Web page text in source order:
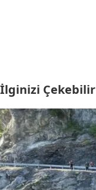
İlginizi Çekebilir